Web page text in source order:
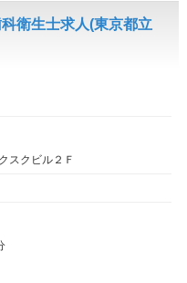
衛生士求人(東京都立
スクビル２Ｆ